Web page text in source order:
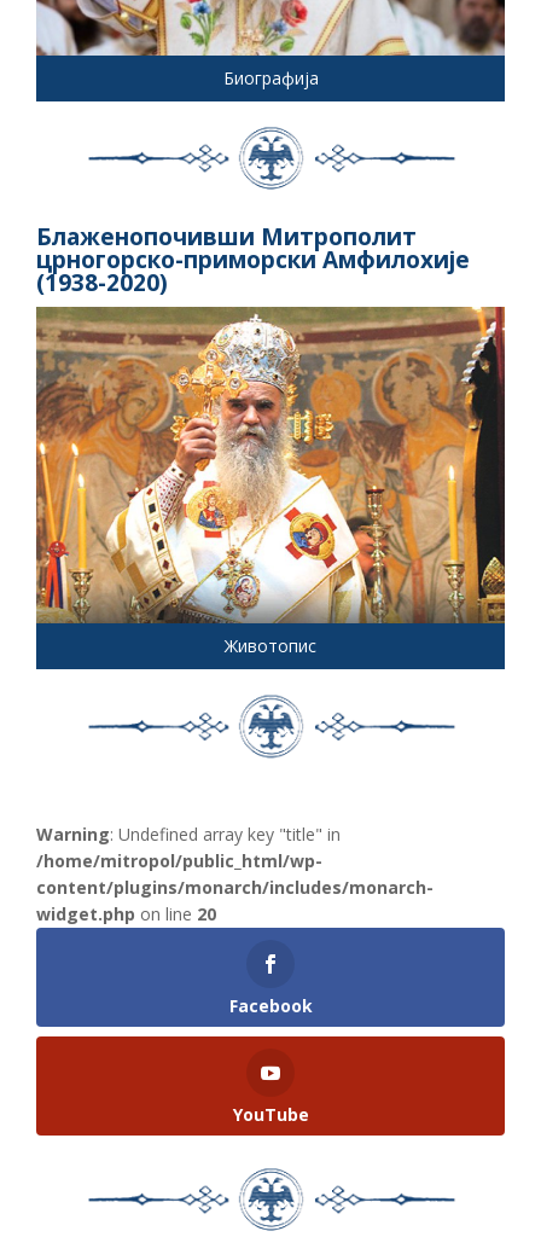
Биографија
Блаженопочивши Митрополит
црногорско-приморски Амфилохије
(1938-2020)
Животопис
Warning: Undefined array key "title" in
/home/mitropol/public_html/wp-
content/plugins/monarch/includes/monarch-
widget.php on line 20
Facebook
YouTube